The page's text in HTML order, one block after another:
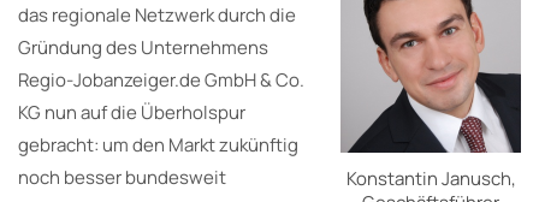
Konstantin Janusch,
das regionale Netzwerk durch die
Gründung des Unternehmens
Regio-Jobanzeiger.de GmbH & Co.
KG nun auf die Überholspur
gebracht: um den Markt zukünftig
noch besser bundesweit